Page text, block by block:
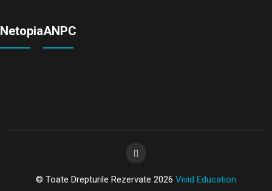
NetopiaANPC
© Toate Drepturile Rezervate 2026 Vivid Education